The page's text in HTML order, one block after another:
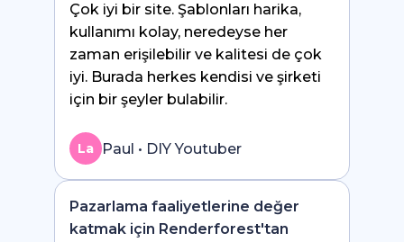
Çok iyi bir site. Şablonları harika,
kullanımı kolay, neredeyse her
zaman erişilebilir ve kalitesi de çok
iyi. Burada herkes kendisi ve şirketi
için bir şeyler bulabilir.
La Paul • DIY Youtuber
Pazarlama faaliyetlerine değer
katmak için Renderforest'tan